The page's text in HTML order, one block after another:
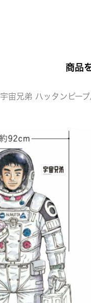
商品
宇宙兄弟 ハッタンピー